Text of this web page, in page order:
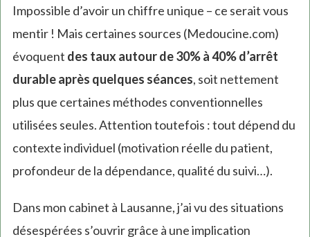
Impossible d’avoir un chiffre unique – ce serait vous
mentir ! Mais certaines sources (Medoucine.com)
évoquent des taux autour de 30% à 40% d’arrêt
durable après quelques séances, soit nettement
plus que certaines méthodes conventionnelles
utilisées seules. Attention toutefois : tout dépend du
contexte individuel (motivation réelle du patient,
profondeur de la dépendance, qualité du suivi…).
Dans mon cabinet à Lausanne, j’ai vu des situations
désespérées s’ouvrir grâce à une implication